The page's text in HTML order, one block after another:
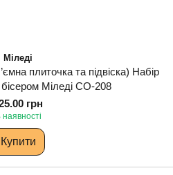
Міледі
плиточка та підвіска) Набір
Міледі СО-208
грн
наявності
Купити